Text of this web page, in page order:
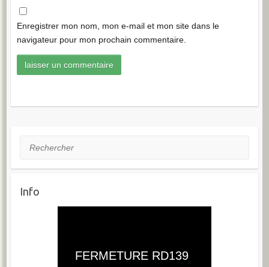
Enregistrer mon nom, mon e-mail et mon site dans le
navigateur pour mon prochain commentaire.
Rechercher
Info